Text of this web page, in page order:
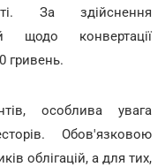
За здійснення
щодо конвертації
гривень.
особлива увага
Обов'язковою
облігацій, а для тих,